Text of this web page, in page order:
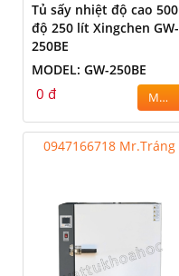
Tủ sấy nhiệt độ cao 500
độ 250 lít Xingchen GW-
250BE
MODEL: GW-250BE
0 đ MUA
0947166718 Mr.Tráng